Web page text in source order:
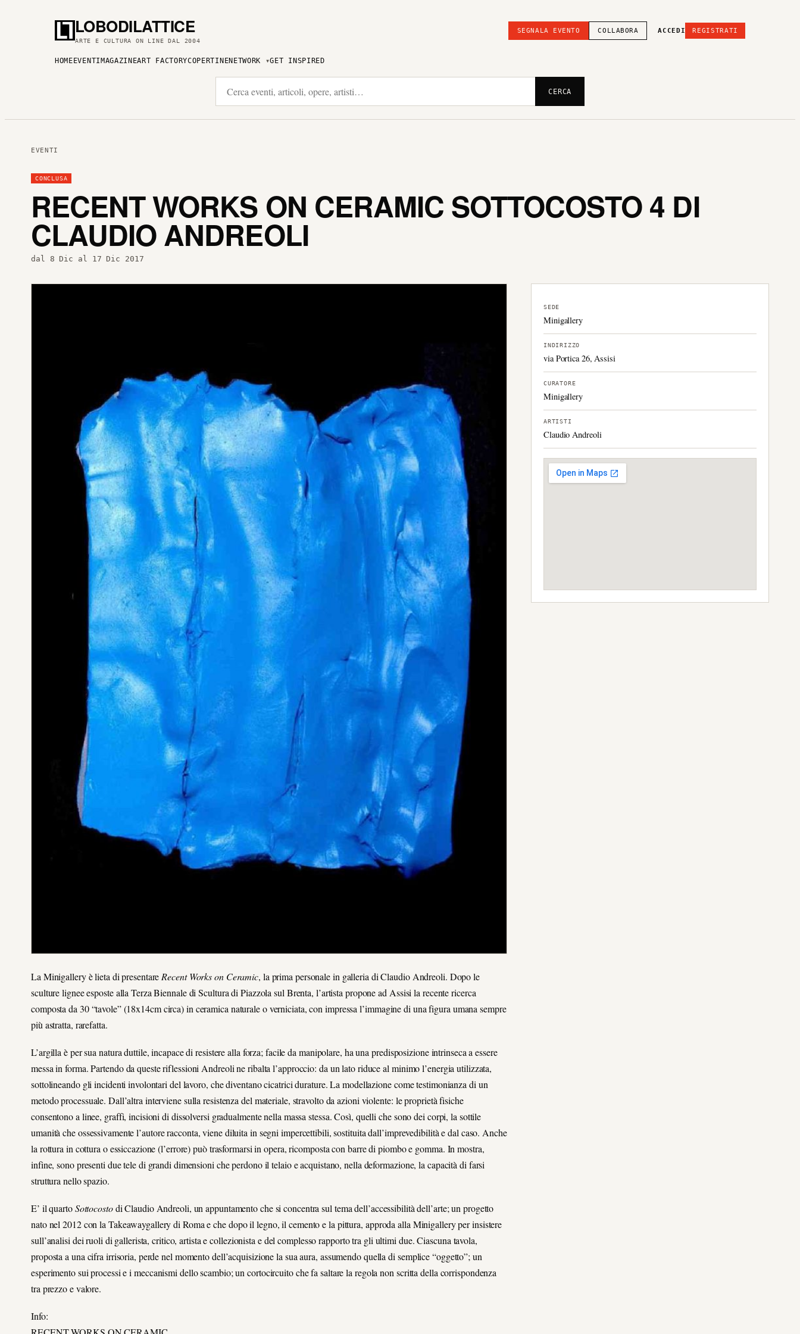
LOBODILATTICE
ARTE E CULTURA ON LINE DAL 2004
SEGNALA EVENTO COLLABORA ACCEDI REGISTRATI
HOME EVENTI MAGAZINEART FACTORYCOPERTINENETWORK GET INSPIRED
CERCA
EVENTI
CONCLUSA
RECENT WORKS ON CERAMIC SOTTOCOSTO 4 DI
CLAUDIO ANDREOLI
dal 8 Dic al 17 Dic 2017
La Minigallery è lieta di presentare Recent Works on Ceramic, la prima personale in galleria di Claudio Andreoli. Dopo le
sculture lignee esposte alla Terza Biennale di Scultura di Piazzola sul Brenta, l’artista propone ad Assisi la recente ricerca
composta da 30 “tavole” (18x14cm circa) in ceramica naturale o verniciata, con impressa l’immagine di una figura umana sempre
più astratta, rarefatta.
L’argilla è per sua natura duttile, incapace di resistere alla forza; facile da manipolare, ha una predisposizione intrinseca a essere
messa in forma. Partendo da queste riflessioni Andreoli ne ribalta l’approccio: da un lato riduce al minimo l’energia utilizzata,
sottolineando gli incidenti involontari del lavoro, che diventano cicatrici durature. La modellazione come testimonianza di un
metodo processuale. Dall’altra interviene sulla resistenza del materiale, stravolto da azioni violente: le proprietà fisiche
consentono a linee, graffi, incisioni di dissolversi gradualmente nella massa stessa. Così, quelli che sono dei corpi, la sottile
umanità che ossessivamente l’autore racconta, viene diluita in segni impercettibili, sostituita dall’imprevedibilità e dal caso. Anche
la rottura in cottura o essiccazione (l’errore) può trasformarsi in opera, ricomposta con barre di piombo e gomma. In mostra,
infine, sono presenti due tele di grandi dimensioni che perdono il telaio e acquistano, nella deformazione, la capacità di farsi
struttura nello spazio.
E’ il quartoSottocostodi Claudio Andreoli, un appuntamento che si concentra sul tema dell’accessibilità dell’arte; un progetto
nato nel 2012 con la Takeawaygallery di Roma e che dopo il legno, il cemento e la pittura, approda alla Minigallery per insistere
sull’analisi dei ruoli di gallerista, critico, artista e collezionista e del complesso rapporto tra gli ultimi due. Ciascuna tavola,
proposta a una cifra irrisoria, perde nel momento dell’acquisizione la sua aura, assumendo quella di semplice “oggetto”; un
esperimento sui processi e i meccanismi dello scambio; un cortocircuito che fa saltare la regola non scritta della corrispondenza
tra prezzo e valore.
Info:
SEDE
Minigallery
INDIRIZZO
via Portica 26, Assisi
CURATORE
Minigallery
ARTISTI
Claudio Andreoli